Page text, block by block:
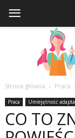
Strona główna Praca
Praca Umiejętność
CO TO